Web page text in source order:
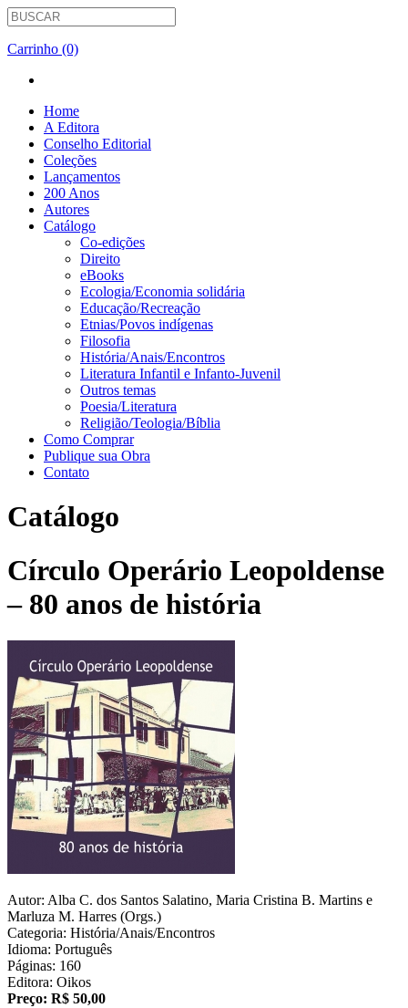
Carrinho (0)
Home
A Editora
Conselho Editorial
Coleções
Lançamentos
200 Anos
Autores
Catálogo
Co-edições
Direito
eBooks
Ecologia/Economia solidária
Educação/Recreação
Etnias/Povos indígenas
Filosofia
História/Anais/Encontros
Literatura Infantil e Infanto-Juvenil
Outros temas
Poesia/Literatura
Religião/Teologia/Bíblia
Como Comprar
Publique sua Obra
Contato
Catálogo
Círculo Operário Leopoldense
– 80 anos de história
Autor: Alba C. dos Santos Salatino, Maria Cristina B. Martins e
Marluza M. Harres (Orgs.)
Categoria: História/Anais/Encontros
Idioma: Português
Páginas: 160
Editora: Oikos
Preço: R$ 50,00